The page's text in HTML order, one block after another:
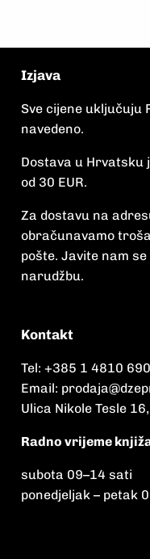
Izjava
Sve cijene uključuju
navedeno.
Dostava u Hrvatsku
od 30 EUR.
Za dostavu na
obračunavamo
pošte. Javite nam
narudžbu.
Kontakt
Tel: +385 1 4810 690
Email:
Ulica Nikole Tesle
Radno vrijeme
subota 09–14 sati
ponedjeljak – petak